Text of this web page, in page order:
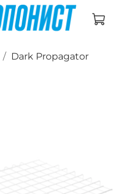
Dark Propagator